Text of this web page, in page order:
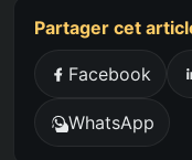
Partager cet
Facebook
WhatsApp